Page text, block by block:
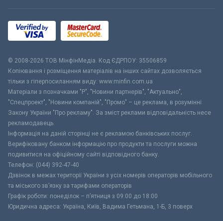
© 2008-2026 ТОВ МiнфiнМедiа. Код ЄДРПОУ: 35506859
Копіювання і розміщення матеріалів на інших сайтах дозволяється
тільки з гіперпосиланням виду: www.minfin.com.ua
Матеріали з позначками "Р", "Новини партнерів", "Актуально",
"Спецпроект", "Новини компаній", "Промо" – це реклама, в розумінні
Закону України "Про рекламу". За зміст реклами відповідальність несе
рекламодавець.
Інформація на даній сторінці не є рекламою банківських послуг.
Верифіковану банком інформацію про продукти та послуги можна
подивитися на офіційному сайті відповідного банку.
Телефон: (044) 392-47-40
Дзвінок в межах території України з усіх номерів операторів мобільного
та міського зв’язку за тарифами операторів
Графік роботи: понеділок – п’ятниця з 09:00 до 18:00
Юридична адреса: Україна, Київ, Вадима Гетьмана, 1-Б, 3 поверх